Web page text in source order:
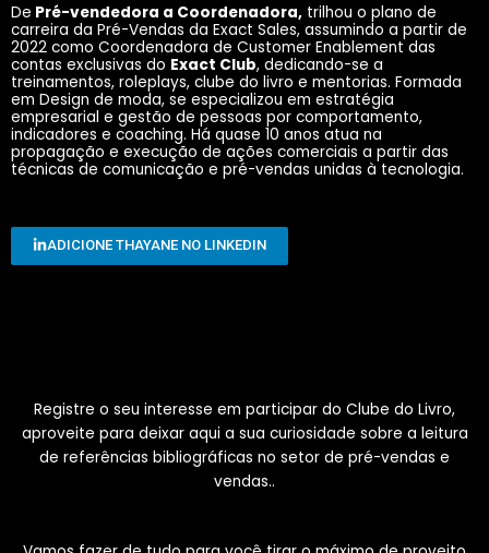
De Pré-vendedora a Coordenadora, trilhou o plano de
carreira da Pré-Vendas da Exact Sales, assumindo a partir de
2022 como Coordenadora de Customer Enablement das
contas exclusivas do Exact Club, dedicando-se a
treinamentos, roleplays, clube do livro e mentorias. Formada
em Design de moda, se especializou em estratégia
empresarial e gestão de pessoas por comportamento,
indicadores e coaching. Há quase 10 anos atua na
propagação e execução de ações comerciais a partir das
técnicas de comunicação e pré-vendas unidas à tecnologia.
ADICIONE THAYANE NO LINKEDIN
Registre o seu interesse em participar do Clube do Livro,
aproveite para deixar aqui a sua curiosidade sobre a leitura
de referências bibliográficas no setor de pré-vendas e
vendas..